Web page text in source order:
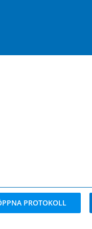
PROTOKOLL